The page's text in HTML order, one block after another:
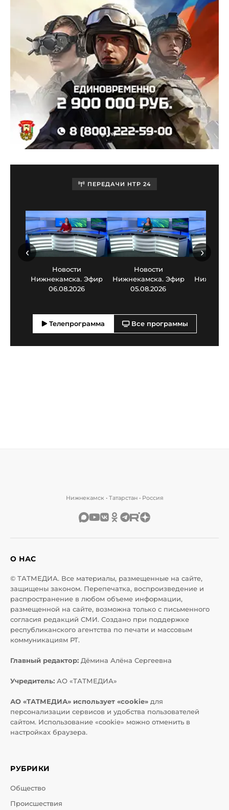
ПЕРЕДАЧИ НТР 24
Новости
Нижнекамска. Эфир
06.08.2026
Новости
Нижнекамска. Эфир
05.08.2026
‹ ›
Телепрограмма Все программы
Нижнекамск • Татарстан • Россия
О НАС
© ТАТМЕДИА. Все материалы, размещенные на сайте,
защищены законом. Перепечатка, воспроизведение и
распространение в любом объеме информации,
размещенной на сайте, возможна только с письменного
согласия редакций СМИ. Создано при поддержке
республиканского агентства по печати и массовым
коммуникациям РТ.
Главный редактор: Дёмина Алёна Сергеевна
Учредитель: АО «ТАТМЕДИА»
АО «ТАТМЕДИА» использует «cookie» для
персонализации сервисов и удобства пользователей
сайтом. Использование «cookie» можно отменить в
настройках браузера.
РУБРИКИ
Общество
Происшествия